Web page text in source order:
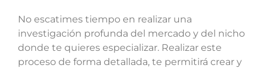
No escatimes tiempo en realizar una
investigación profunda del mercado y del nicho
donde te quieres especializar. Realizar este
proceso de forma detallada, te permitirá crear y